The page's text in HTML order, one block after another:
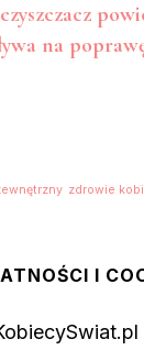
na
zdrowie
I